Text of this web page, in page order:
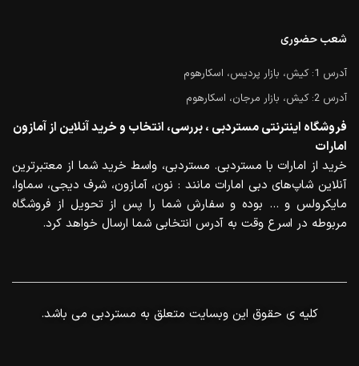
شعب حضوری
آدرس 1: کیش، بازار پردیس، اسکارهوم
آدرس 2: کیش، بازار مرجان، اسکارهوم
فروشگاه اینترنتی مستردبی ، بررسی، انتخاب و خرید آنلاین از آمازون
امارات
خرید از امارات با مستردبی. مستردبی، واسط خرید شما از معتبرترین
آنلاین شاپ‌های دبی امارات مانند : نون، آمازون، شرف دیجی، سماوا،
مایکرولس و … بوده و سفارش شما را پس از تحویل از فروشگاه
مربوطه در اسرع وقت به آدرس انتخابی شما ارسال خواهد کرد.
.کلیه ی حقوق این وبسایت متعلق به مستردبی می باشد